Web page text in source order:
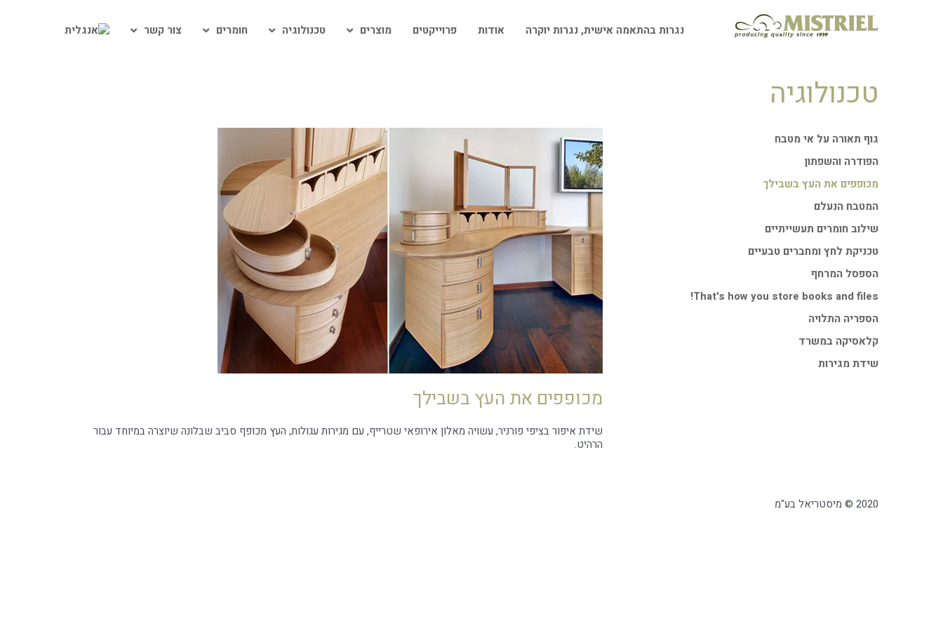
נגרות בהתאמה אישית, נגרות יוקרה אודות פרוייקטים מוצרים טכנולוגיה חומרים צור קשר
טכנולוגיה
גוף תאורה על אי מטבח
הפודרה והשפתון
מכופפים את העץ בשבילך
המטבח הנעלם
שילוב חומרים תעשייתיים
טכניקת לחץ ומחברים טבעיים
הספסל המרחף
That's how you store books and files!
הספריה התלויה
קלאסיקה במשרד
שידת מגירות
מכופפים את העץ בשבילך
שידת איפור בציפי פורניר, עשויה מאלון אירופאי שטרייף, עם מגירות עגולות, העץ מכופף סביב שבלונה שיוצרה במיוחד עבור
הרהיט.
2020 © מיסטריאל בע"מ